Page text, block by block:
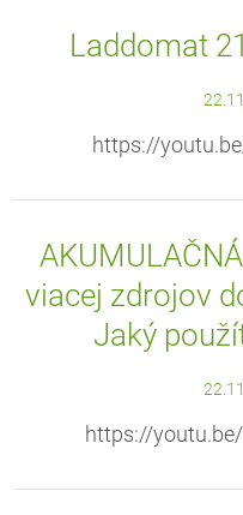
Laddomat
https://
viacej zdrojov
Jaký
https://